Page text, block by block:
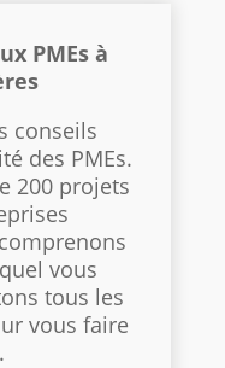
PMEs à
conseils
des PMEs.
200 projets
vous
tous les
vous faire